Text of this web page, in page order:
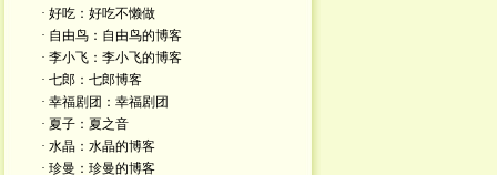
· 好吃：好吃不懒做
· 自由鸟：自由鸟的博客
· 李小飞：李小飞的博客
· 七郎：七郎博客
· 幸福剧团：幸福剧团
· 夏子：夏之音
· 水晶：水晶的博客
· 珍曼：珍曼的博客